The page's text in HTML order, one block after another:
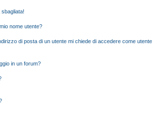
sbagliata!
nome utente?
di posta di un utente mi chiede di accedere come utente
in un forum?